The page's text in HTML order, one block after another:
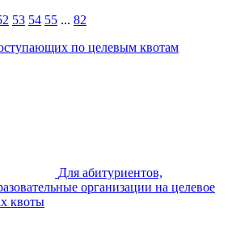
53 54 55 ... 82
по целевым квотам
Для абитуриентов,
организации на целевое
квоты